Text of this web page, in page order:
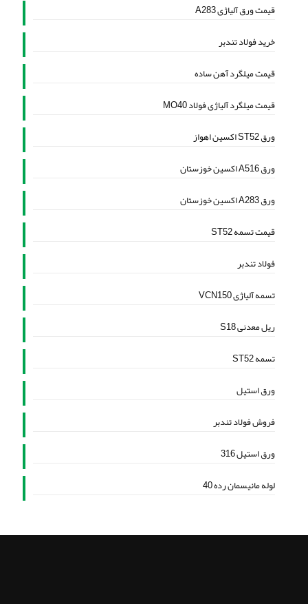
قیمت ورق آلیاژی A283
خرید فولاد تندبر
قیمت میلگرد آهن ساده
قیمت میلگرد آلیاژی فولاد MO40
ورق ST52 اکسین اهواز
ورق A516 اکسین خوزستان
ورق A283 اکسین خوزستان
قیمت تسمه ST52
فولاد تندبر
تسمه آلیاژی VCN150
ریل معدنی S18
تسمه ST52
ورق استیل
فروش فولاد تندبر
ورق استیل 316
لوله مانیسمان رده 40